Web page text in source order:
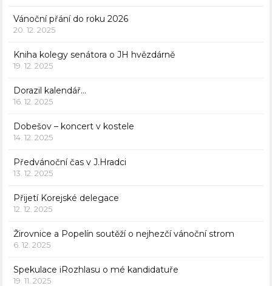
Vánoční přání do roku 2026
20. 12. 2025
Kniha kolegy senátora o JH hvězdárně
19. 12. 2025
Dorazil kalendář…
16. 12. 2025
Dobešov – koncert v kostele
14. 12. 2025
Předvánoční čas v J.Hradci
13. 12. 2025
Přijetí Korejské delegace
12. 12. 2025
Žirovnice a Popelín soutěží o nejhezčí vánoční strom
6. 12. 2025
Spekulace iRozhlasu o mé kandidatuře
19. 11. 2025